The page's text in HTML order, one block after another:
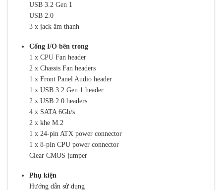
USB 3.2 Gen 1
USB 2.0
3 x jack âm thanh
Cổng I/O bên trong
1 x CPU Fan header
2 x Chassis Fan headers
1 x Front Panel Audio header
1 x USB 3.2 Gen 1 header
2 x USB 2.0 headers
4 x SATA 6Gb/s
2 x khe M.2
1 x 24-pin ATX power connector
1 x 8-pin CPU power connector
Clear CMOS jumper
Phụ kiện
Hướng dẫn sử dụng